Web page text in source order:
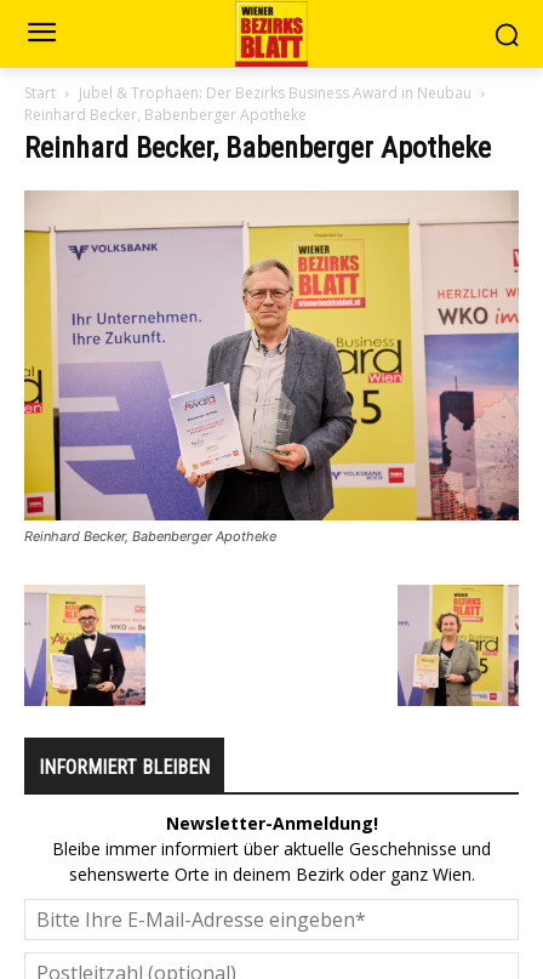
Start
Jubel & Trophäen: Der Bezirks Business Award in Neubau
Reinhard Becker, Babenberger Apotheke
Reinhard Becker, Babenberger Apotheke
Reinhard Becker, Babenberger Apotheke
INFORMIERT BLEIBEN
Newsletter-Anmeldung!
Bleibe immer informiert über aktuelle Geschehnisse und
sehenswerte Orte in deinem Bezirk oder ganz Wien.